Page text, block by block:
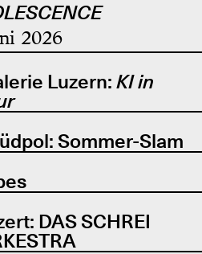
2026
Luzern: KI in
Sommer-Slam
DAS SCHREI